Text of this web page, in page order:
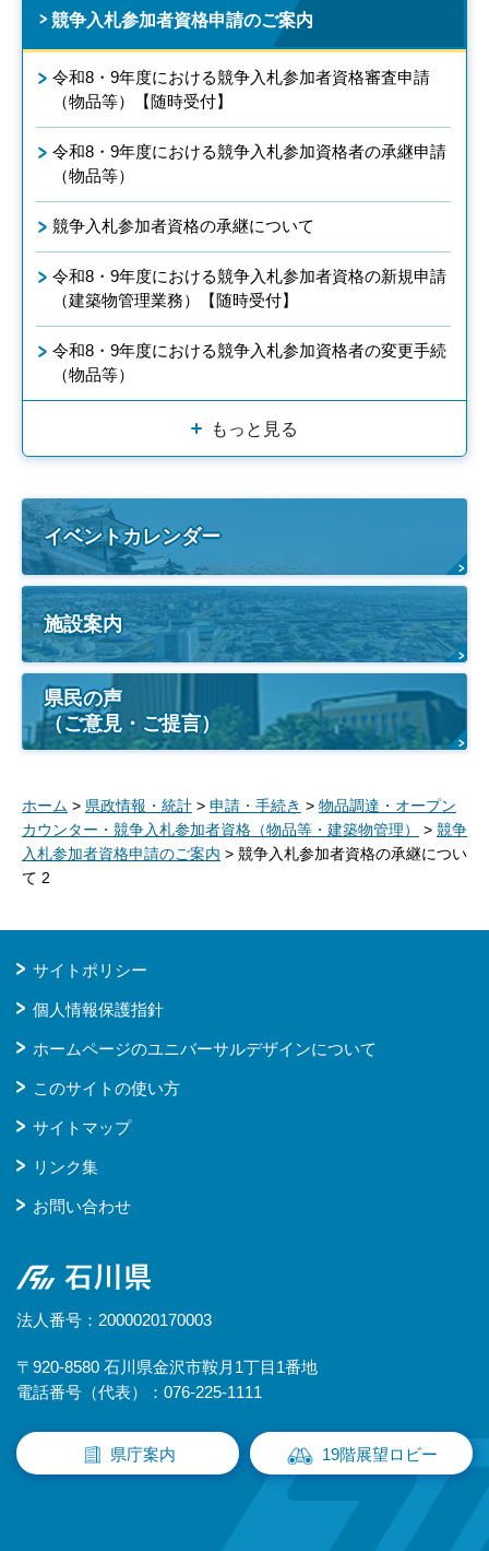
競争入札参加者資格申請のご案内
令和8・9年度における競争入札参加者資格審査申請
（物品等）【随時受付】
令和8・9年度における競争入札参加資格者の承継申請
（物品等）
競争入札参加者資格の承継について
令和8・9年度における競争入札参加者資格の新規申請
（建築物管理業務）【随時受付】
令和8・9年度における競争入札参加資格者の変更手続
（物品等）
もっと見る
イベントカレンダー
施設案内
県民の声
（ご意見・ご提言）
ホーム > 県政情報・統計 > 申請・手続き > 物品調達・オープン
カウンター・競争入札参加者資格（物品等・建築物管理）
> 競争
入札参加者資格申請のご案内 > 競争入札参加者資格の承継につい
て 2
サイトポリシー
個人情報保護指針
ホームページのユニバーサルデザインについて
このサイトの使い方
サイトマップ
リンク集
お問い合わせ
石川県
法人番号：2000020170003
〒920-8580 石川県金沢市鞍月1丁目1番地
電話番号（代表）：076-225-1111
県庁案内 19階展望ロビー